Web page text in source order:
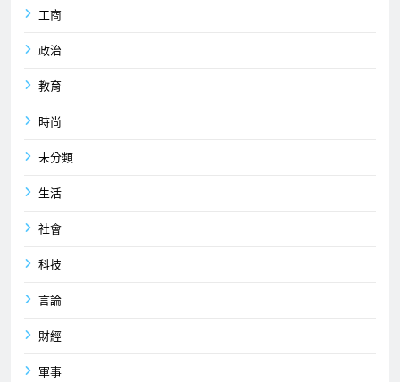
工商
政治
教育
時尚
未分類
生活
社會
科技
言論
財經
軍事